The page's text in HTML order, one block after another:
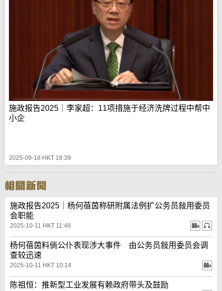
施政报告2025｜李家超：11项措施于经济洗牌过程中帮中
小企
2025-09-18 HKT 18:39
施政报告2025｜杨何蓓茵称研附属法例扩公务员敍用委员
会职能
2025-10-11 HKT 11:48
杨何蓓茵料倘公仆表现涉大事件 由公务员敍用委员会调
查较迅速
2025-10-11 HKT 10:14
陈祖恒：推新型工业发展有赖政府带头及鼓励